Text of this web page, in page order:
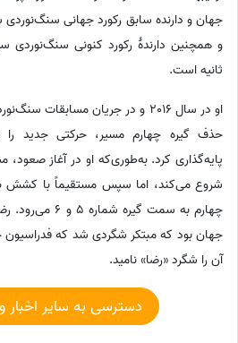
ثانیه است.
او در سال 2016 و در جریان
حذف گیره چهارم مسیر، حرکتی جدید
پایه‌گذاری کرد. به‌طوری‌که او در آغاز صعود،
شروع می‌کند، اما سپس مستقیماً با کشش
چهارم به سمت
آن را شگرد «رضا» نامید.
دسترسی به سایر اخبار